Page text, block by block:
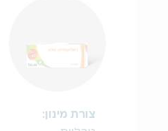
צורת מינון: